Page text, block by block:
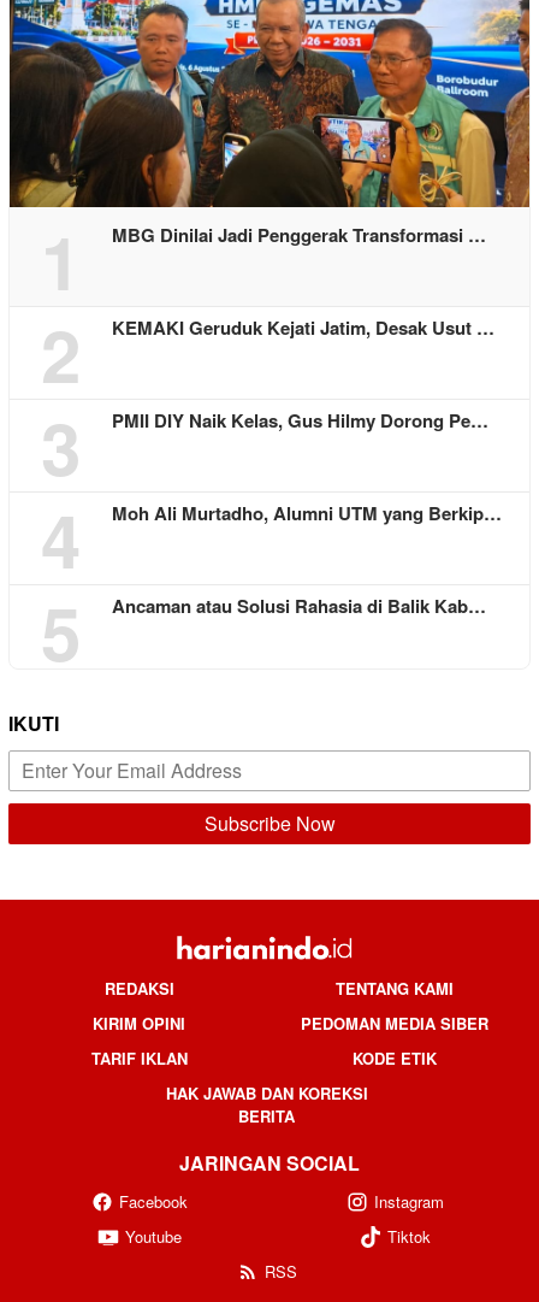
1 MBG Dinilai Jadi Penggerak Transformasi …
2 KEMAKI Geruduk Kejati Jatim, Desak Usut …
3 PMII DIY Naik Kelas, Gus Hilmy Dorong Pe…
4 Moh Ali Murtadho, Alumni UTM yang Berkip…
5 Ancaman atau Solusi Rahasia di Balik Kab…
IKUTI
REDAKSI
TENTANG KAMI
KIRIM OPINI
PEDOMAN MEDIA SIBER
TARIF IKLAN
KODE ETIK
HAK JAWAB DAN KOREKSI
BERITA
JARINGAN SOCIAL
Facebook
Instagram
Youtube
Tiktok
RSS